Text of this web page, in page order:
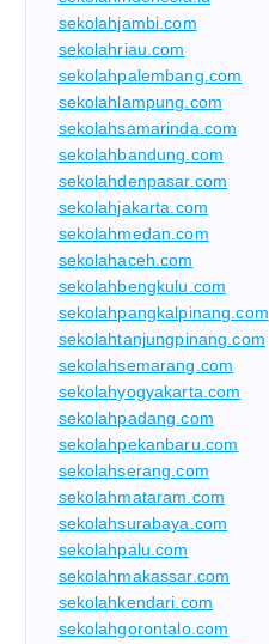
sekolahjambi.com
sekolahriau.com
sekolahpalembang.com
sekolahlampung.com
sekolahsamarinda.com
sekolahbandung.com
sekolahdenpasar.com
sekolahjakarta.com
sekolahmedan.com
sekolahaceh.com
sekolahbengkulu.com
sekolahpangkalpinang.com
sekolahtanjungpinang.com
sekolahsemarang.com
sekolahyogyakarta.com
sekolahpadang.com
sekolahpekanbaru.com
sekolahserang.com
sekolahmataram.com
sekolahsurabaya.com
sekolahpalu.com
sekolahmakassar.com
sekolahkendari.com
sekolahgorontalo.com